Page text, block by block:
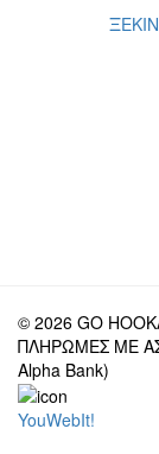
© 2026 GO
ΠΛΗΡΩΜΕΣ ΜΕ
Alpha Bank)
YouWebIt!